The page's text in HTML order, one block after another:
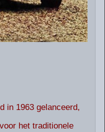
in 1963 gelanceerd,
het traditionele